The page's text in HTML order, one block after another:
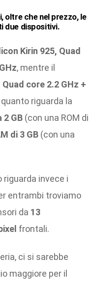
oltre che nel prezzo, le
due dispositivi.
Kirin 925, Quad
, mentre il
core 2.2 GHz +
riguarda la
2 GB (con una ROM di
di 3 GB (con una
invece i
entrambi troviamo
da 13
frontali.
ci si sarebbe
maggiore per il